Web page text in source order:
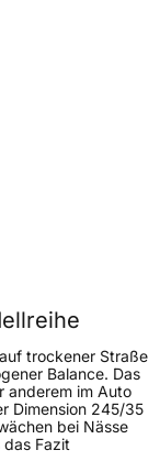
trockener Straße
Balance. Das
anderem im Auto
Dimension 245/35
bei Nässe
Fazit